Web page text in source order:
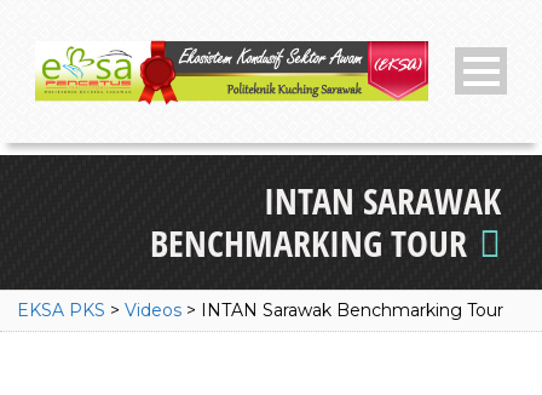
INTAN SARAWAK
BENCHMARKING TOUR
EKSA PKS > Videos > INTAN Sarawak Benchmarking Tour